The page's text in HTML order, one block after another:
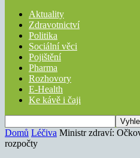
Aktuality
Zdravotnictví
Politika
Sociální věci
Pojištění
Pharma
Rozhovory
E-Health
Ke kávě i čaji
Domů Léčiva Ministr zdraví:
rozpočty